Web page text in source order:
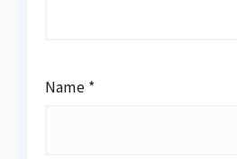
Name *